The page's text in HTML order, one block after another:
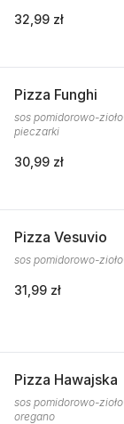
32,99 zł
Pizza Funghi
sos pomidorowo-
pieczarki
30,99 zł
Pizza Vesuvio
sos pomidorowo-
31,99 zł
Pizza Hawajska
sos pomidorowo-
oregano